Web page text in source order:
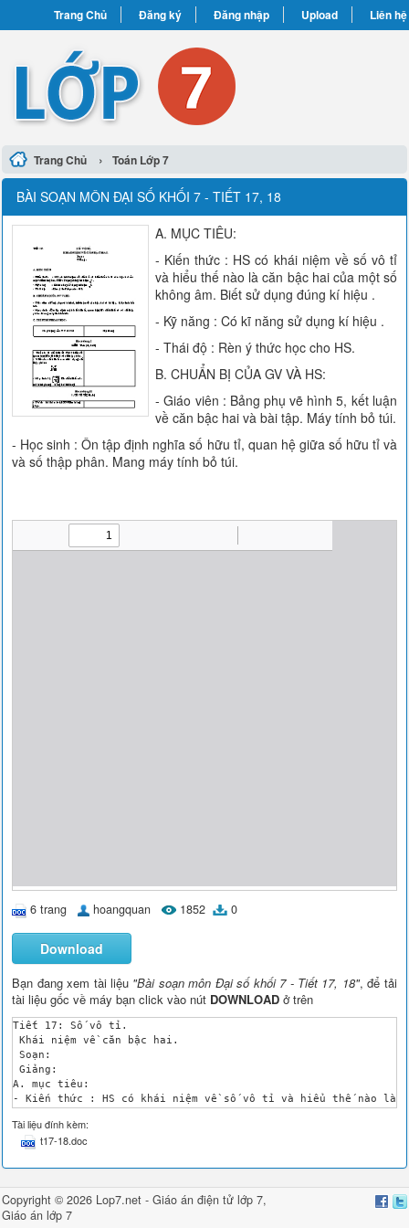
Trang Chủ Đăng ký Đăng nhập Upload Liên hệ
Trang Chủ › Toán Lớp 7
BÀI SOẠN MÔN ĐẠI SỐ KHỐI 7 - TIẾT 17, 18
A. MỤC TIÊU:
- Kiến thức : HS có khái niệm về số vô tỉ
và hiểu thế nào là căn bậc hai của một số
không âm. Biết sử dụng đúng kí hiệu .
- Kỹ năng : Có kĩ năng sử dụng kí hiệu .
- Thái độ : Rèn ý thức học cho HS.
B. CHUẨN BỊ CỦA GV VÀ HS:
- Giáo viên : Bảng phụ vẽ hình 5, kết luận
về căn bậc hai và bài tập. Máy tính bỏ túi.
- Học sinh : Ôn tập định nghĩa số hữu tỉ, quan hệ giữa số hữu tỉ và
và số thập phân. Mang máy tính bỏ túi.
6 trang hoangquan 1852 0
Download
Bạn đang xem tài liệu "Bài soạn môn Đại số khối 7 - Tiết 17, 18", để tải
tài liệu gốc về máy bạn click vào nút DOWNLOAD ở trên
Tiết 17: Số vô tỉ.
Khái niệm về căn bậc hai.
Soạn:
Giảng:
A. mục tiêu:
- Kiến thức : HS có khái niệm về số vô tỉ và hiểu thế nào là
- Kỹ năng : Có kĩ năng sử dụng kí hiệu .
- Thái độ : Rèn ý thức học cho HS.
B. Chuẩn bị của GV và HS:
- Học sinh : Ôn tập định nghĩa số hữu tỉ, quan hệ giữa số
C. Tiến trình dạy học:
Hoạt động của GV và HS
Nội dung
Tài liệu đính kèm:
t17-18.doc
Copyright © 2026 Lop7.net -Giáo án điện tử lớp 7,
Giáo án lớp 7